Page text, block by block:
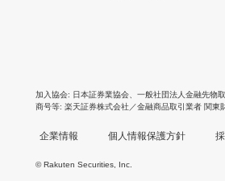
加入協会 日本証券業協会 一般社団法人金融先物
商号等 楽天証券株式会社／金融商品取引業者 関
企業情報 個人情報保護方針
© Rakuten Securities, Inc.